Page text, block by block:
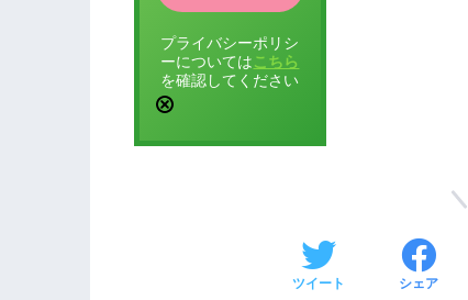
プライバシーポリシ
ーについては こちら
を確認してください
ツイート シェア